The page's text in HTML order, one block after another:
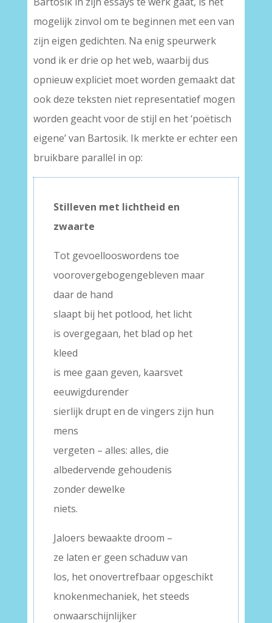
mogelijk zinvol om te beginnen met een van
zijn eigen gedichten. Na enig speurwerk
vond ik er drie op het web, waarbij dus
opnieuw expliciet moet worden gemaakt dat
ook deze teksten niet representatief mogen
worden geacht voor de stijl en het ‘poëtisch
eigene’ van Bartosik. Ik merkte er echter een
bruikbare parallel in op:
Stilleven met lichtheid en
zwaarte
Tot gevoellooswordens toe
voorovergebogengebleven maar
daar de hand
slaapt bij het potlood, het licht
is overgegaan, het blad op het
kleed
is mee gaan geven, kaarsvet
eeuwigdurender
sierlijk drupt en de vingers zijn hun
mens
vergeten – alles: alles, die
albedervende gehoudenis
zonder dewelke
niets.
Jaloers bewaakte droom –
ze laten er geen schaduw van
los, het onovertrefbaar opgeschikt
knokenmechaniek, het steeds
onwaarschijnlijker